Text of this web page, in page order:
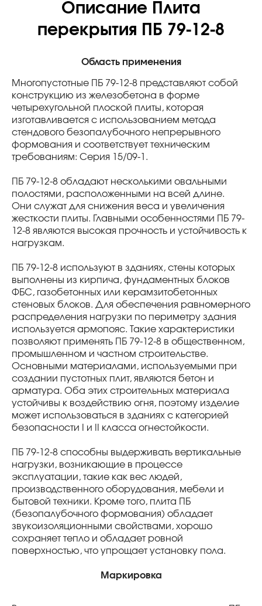
Описание Плита
перекрытия ПБ 79-12-8
Область применения
Многопустотные ПБ 79-12-8 представляют собой
конструкцию из железобетона в форме
четырехугольной плоской плиты, которая
изготавливается с использованием метода
стендового безопалубочного непрерывного
формования и соответствует техническим
требованиям: Серия 15/09-1.
ПБ 79-12-8 обладают несколькими овальными
полостями, расположенными на всей длине.
Они служат для снижения веса и увеличения
жесткости плиты. Главными особенностями ПБ 79-
12-8 являются высокая прочность и устойчивость к
нагрузкам.
ПБ 79-12-8 используют в зданиях, стены которых
выполнены из кирпича, фундаментных блоков
ФБС, газобетонных или керамзитобетонных
стеновых блоков. Для обеспечения равномерного
распределения нагрузки по периметру здания
используется армопояс. Такие характеристики
позволяют применять ПБ 79-12-8 в общественном,
промышленном и частном строительстве.
Основными материалами, используемыми при
создании пустотных плит, являются бетон и
арматура. Оба этих строительных материала
устойчивы к воздействию огня, поэтому изделие
может использоваться в зданиях с категорией
безопасности I и II класса огнестойкости.
ПБ 79-12-8 способны выдерживать вертикальные
нагрузки, возникающие в процессе
эксплуатации, такие как вес людей,
производственного оборудования, мебели и
бытовой техники. Кроме того, плита ПБ
(безопалубочного формования) обладает
звукоизоляционными свойствами, хорошо
сохраняет тепло и обладает ровной
поверхностью, что упрощает установку пола.
Маркировка